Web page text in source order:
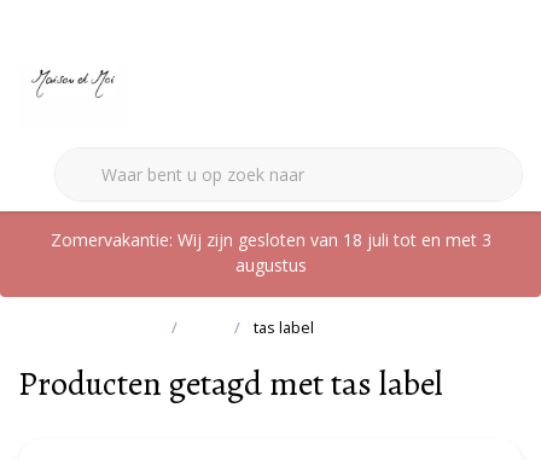
Zomervakantie: Wij zijn gesloten van 18 juli tot en met 3
augustus
tas label
Producten getagd met tas label